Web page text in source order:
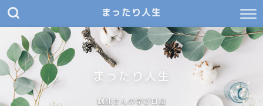
まったり人生
まったり人生
嘱託さんの学び日記